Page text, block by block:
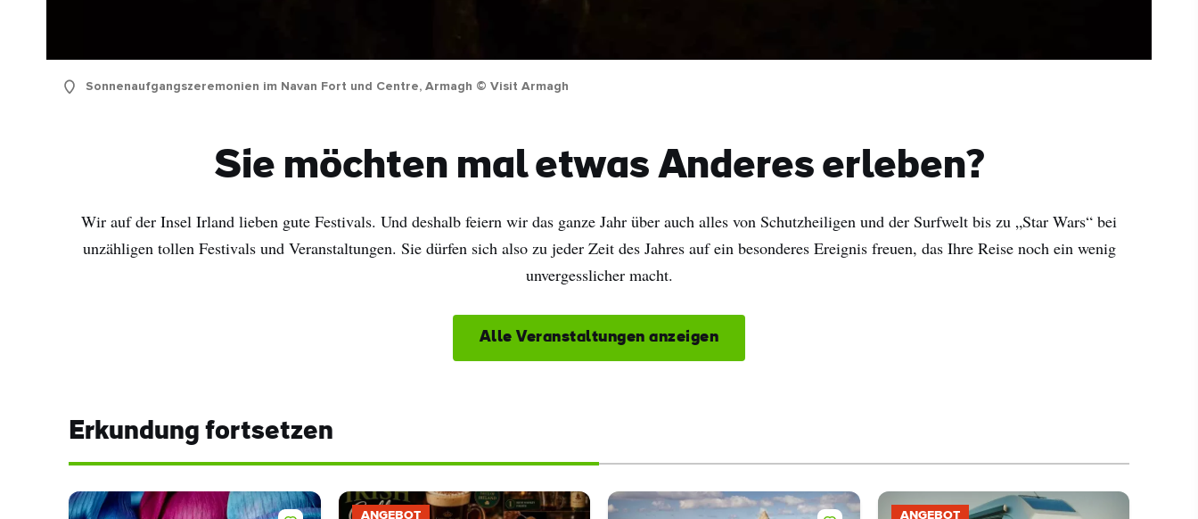
Sonnenaufgangszeremonien im Navan Fort und Centre, Armagh © Visit Armagh
Sie möchten mal etwas Anderes erleben?
Wir auf der Insel Irland lieben gute Festivals. Und deshalb feiern wir das ganze Jahr über auch alles von Schutzheiligen und der Surfwelt bis zu „Star Wars“ bei
unzähligen tollen Festivals und Veranstaltungen. Sie dürfen sich also zu jeder Zeit des Jahres auf ein besonderes Ereignis freuen, das Ihre Reise noch ein wenig
unvergesslicher macht.
Alle Veranstaltungen anzeigen
Erkundung fortsetzen
ANGEBOT ANGEBOT